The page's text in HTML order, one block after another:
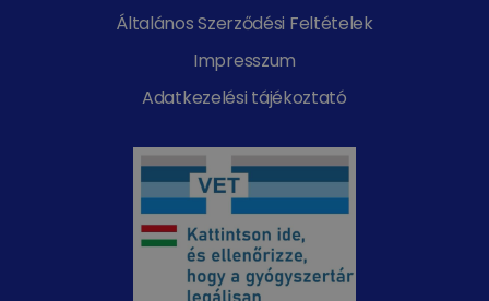
Általános Szerződési Feltételek
Impresszum
Adatkezelési tájékoztató